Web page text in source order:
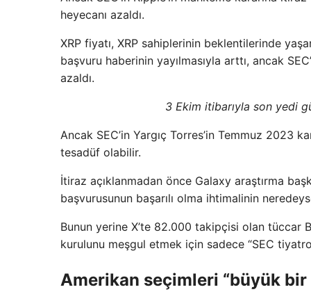
heyecanı azaldı.
XRP fiyatı, XRP sahiplerinin beklentilerinde
başvuru haberinin yayılmasıyla arttı, ancak
azaldı.
3 Ekim itibarıyla son yedi
Ancak SEC’in Yargıç Torres’in Temmuz
tesadüf olabilir.
İtiraz açıklanmadan önce Galaxy araştırma
başvurusunun başarılı olma ihtimalinin
Bunun yerine X’te 82.000 takipçisi olan tüccar
kurulunu meşgul etmek için sadece “SEC
Amerikan seçimleri “büyük